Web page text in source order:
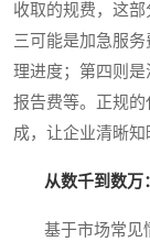
收取的规费，这
三可能是加急服
理进度；第四则
报告费等。正规
成，让企业清晰知
从数千到数万
基于市场常见情